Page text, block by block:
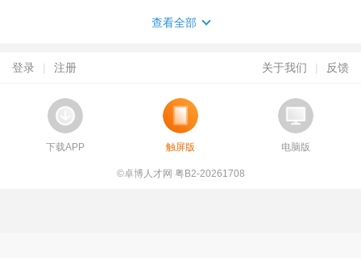
查看全部
登录 | 注册 关于我们 | 反馈
下载APP 触屏版 电脑版
©卓博人才网 粤B2-20261708